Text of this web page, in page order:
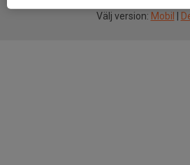
Välj version: Mobil